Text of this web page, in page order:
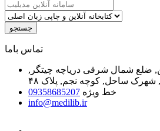
جستجو
ﺗﻤﺎﺱ ﺑﺎﻣﺎ
ضلع شمال شرقی دریاچه چیتگر,
ساحل, کوچه نجم, پلاک ۴۸
خط ویژه 09358685207
info@medilib.ir